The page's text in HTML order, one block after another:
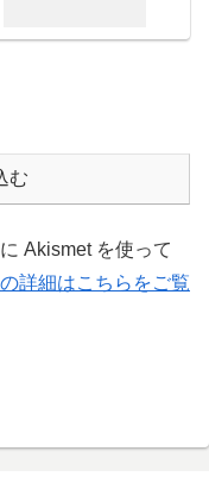
む
Akismet を使って
詳細はこちらをご覧